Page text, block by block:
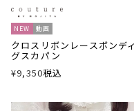
NEW 動画
クロスリボンレースボンデ
グスカパン
¥9,350税込